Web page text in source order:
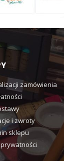
zamówienia
i zwroty
sklepu